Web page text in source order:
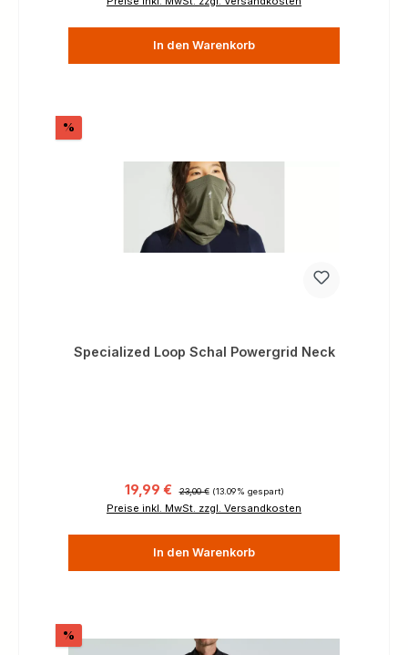
In den Warenkorb
%
Specialized Loop Schal Powergrid Neck
Verkaufspreis:
19,99 € 23,00 € (13.09% gespart)
Preise inkl. MwSt. zzgl. Versandkosten
In den Warenkorb
%